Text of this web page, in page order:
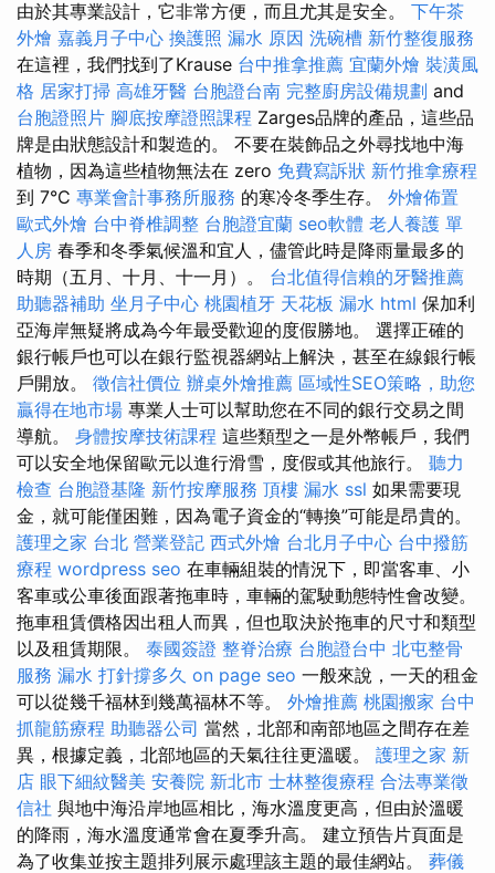
由於其專業設計，它非常方便，而且尤其是安全。 下午茶
外燴 嘉義月子中心 換護照 漏水 原因 洗碗槽 新竹整復服務
在這裡，我們找到了Krause 台中推拿推薦 宜蘭外燴 裝潢風
格 居家打掃 高雄牙醫 台胞證台南 完整廚房設備規劃 and
台胞證照片 腳底按摩證照課程 Zarges品牌的產品，這些品
牌是由狀態設計和製造的。 不要在裝飾品之外尋找地中海
植物，因為這些植物無法在 zero 免費寫訴狀 新竹推拿療程
到 7°C 專業會計事務所服務 的寒冷冬季生存。 外燴佈置
歐式外燴 台中脊椎調整 台胞證宜蘭 seo軟體 老人養護 單
人房 春季和冬季氣候溫和宜人，儘管此時是降雨量最多的
時期（五月、十月、十一月）。 台北值得信賴的牙醫推薦
助聽器補助 坐月子中心 桃園植牙 天花板 漏水 html 保加利
亞海岸無疑將成為今年最受歡迎的度假勝地。 選擇正確的
銀行帳戶也可以在銀行監視器網站上解決，甚至在線銀行帳
戶開放。 徵信社價位 辦桌外燴推薦 區域性SEO策略，助您
贏得在地市場 專業人士可以幫助您在不同的銀行交易之間
導航。 身體按摩技術課程 這些類型之一是外幣帳戶，我們
可以安全地保留歐元以進行滑雪，度假或其他旅行。 聽力
檢查 台胞證基隆 新竹按摩服務 頂樓 漏水 ssl 如果需要現
金，就可能僅困難，因為電子資金的“轉換”可能是昂貴的。
護理之家 台北 營業登記 西式外燴 台北月子中心 台中撥筋
療程 wordpress seo 在車輛組裝的情況下，即當客車、小
客車或公車後面跟著拖車時，車輛的駕駛動態特性會改變。
拖車租賃價格因出租人而異，但也取決於拖車的尺寸和類型
以及租賃期限。 泰國簽證 整脊治療 台胞證台中 北屯整骨
服務 漏水 打針撐多久 on page seo 一般來說，一天的租金
可以從幾千福林到幾萬福林不等。 外燴推薦 桃園搬家 台中
抓龍筋療程 助聽器公司 當然，北部和南部地區之間存在差
異，根據定義，北部地區的天氣往往更溫暖。 護理之家 新
店 眼下細紋醫美 安養院 新北市 士林整復療程 合法專業徵
信社 與地中海沿岸地區相比，海水溫度更高，但由於溫暖
的降雨，海水溫度通常會在夏季升高。 建立預告片頁面是
為了收集並按主題排列展示處理該主題的最佳網站。 葬儀